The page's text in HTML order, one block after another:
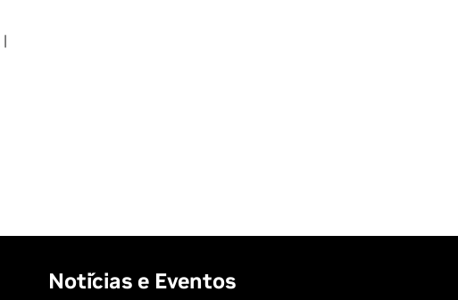
|
Notícias e Eventos